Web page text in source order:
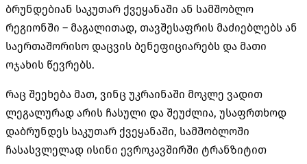
ბრუნდებიან საკუთარ ქვეყანაში ან სამშობლო
რეგიონში – მაგალითად, თავშესაფრის მაძიებლებს ან
საერთაშორისო დაცვის ბენეფიციარებს და მათი
ოჯახის წევრებს.
რაც შეეხება მათ, ვინც უკრაინაში მოკლე ვადით
ლეგალურად არის ჩასული და შეუძლია, უსაფრთხოდ
დაბრუნდეს საკუთარ ქვეყანაში, სამშობლოში
ჩასასვლელად ისინი ევროკავშირში ტრანზიტით